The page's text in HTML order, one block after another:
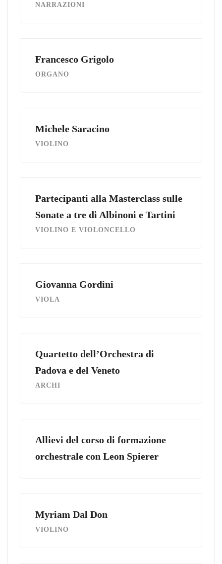
NARRAZIONI
Francesco Grigolo
ORGANO
Michele Saracino
VIOLINO
Partecipanti alla Masterclass sulle
Sonate a tre di Albinoni e Tartini
VIOLINO E VIOLONCELLO
Giovanna Gordini
VIOLA
Quartetto dell’Orchestra di
Padova e del Veneto
ARCHI
Allievi del corso di formazione
orchestrale con Leon Spierer
Myriam Dal Don
VIOLINO